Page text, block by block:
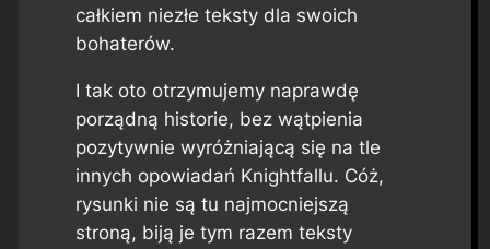
całkiem niezłe teksty dla swoich
bohaterów.
I tak oto otrzymujemy naprawdę
porządną historie, bez wątpienia
pozytywnie wyróżniającą się na tle
innych opowiadań Knightfallu. Cóż,
rysunki nie są tu najmocniejszą
stroną, biją je tym razem teksty